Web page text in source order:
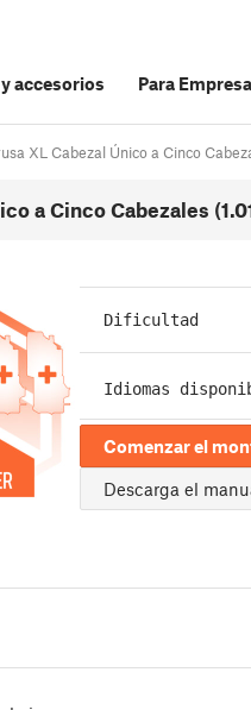
accesorios Para
XL Cabezal Único a Cinco
a Cinco Cabezales
Dificultad
Idiomas
Comenzar el
Descarga el